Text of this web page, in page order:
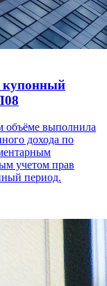
купонный
объёме выполнила
дохода по
учетом прав
период.